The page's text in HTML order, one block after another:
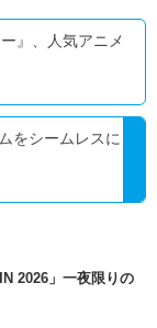
』、人気アニメ
をシームレスに
2026」一夜限りの